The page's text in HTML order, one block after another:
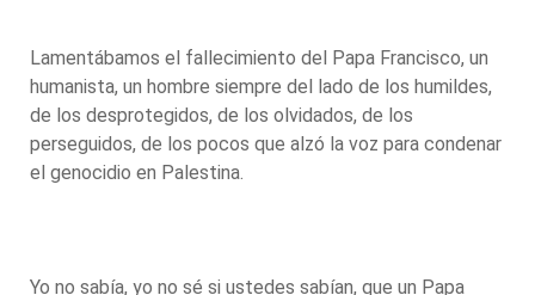
Lamentábamos el fallecimiento del Papa Francisco, un
humanista, un hombre siempre del lado de los humildes,
de los desprotegidos, de los olvidados, de los
perseguidos, de los pocos que alzó la voz para condenar
el genocidio en Palestina.
Yo no sabía, yo no sé si ustedes sabían, que un Papa